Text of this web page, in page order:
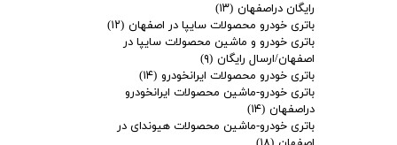
رایگان دراصفهان (۱۳)
باتری خودرو محصولات سایپا در اصفهان (۱۲)
باتری خودرو و ماشین محصولات سایپا در
اصفهان/ارسال رایگان (۹)
باتری خودرو محصولات ایرانخودرو (۱۴)
باتری خودرو-ماشین محصولات ایرانخودرو
دراصفهان (۱۴)
باتری خودرو-ماشین محصولات هیوندای در